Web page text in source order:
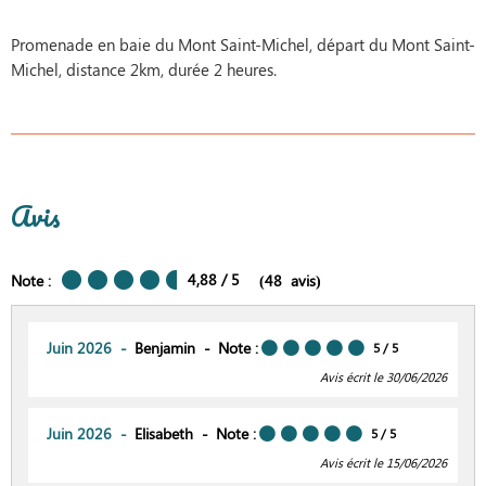
Promenade en baie du Mont Saint-Michel, départ du Mont Saint-
Michel, distance 2km, durée 2 heures.
Avis
Note : 4,88 / 5 (48 avis)
Juin 2026 Benjamin Note : 5 / 5
Avis écrit le 30/06/2026
Juin 2026 Elisabeth Note : 5 / 5
Avis écrit le 15/06/2026